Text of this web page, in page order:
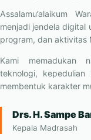
Assalamu’alaikum
menjadi jendela digital
program, dan aktivitas
Kami memadukan
teknologi,
membentuk karakter
Drs. H. Sampe
Kepala Madrasah